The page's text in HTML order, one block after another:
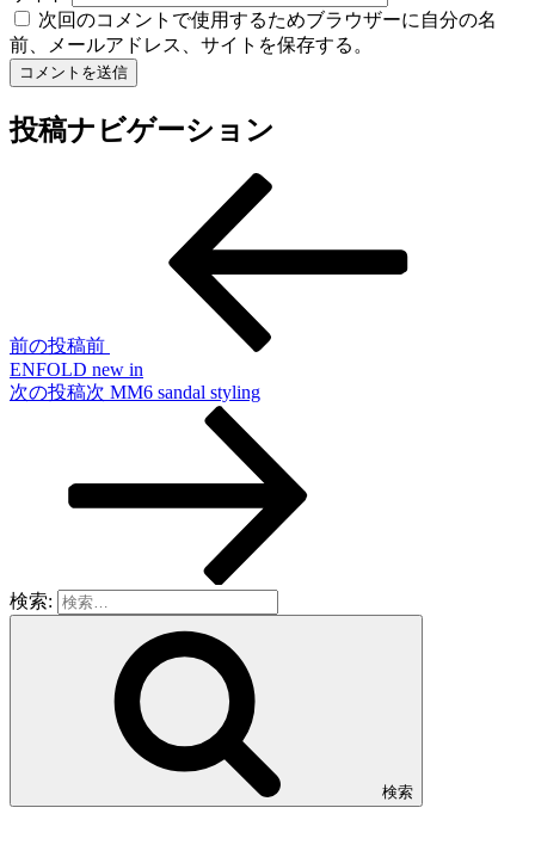
次回のコメントで使用するためブラウザーに自分の名
前、メールアドレス、サイトを保存する。
投稿ナビゲーション
前の投稿前
ENFOLD new in
次の投稿次 MM6 sandal styling
検索:
検索